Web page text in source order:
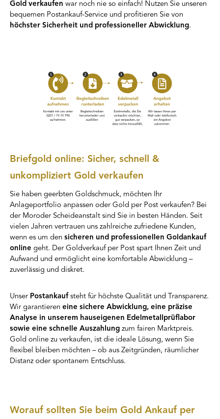
Gold verkaufen war noch nie so einfach! Nutzen Sie unseren
bequemen Postankauf-Service und profitieren Sie von
höchster Sicherheit und professioneller Abwicklung.
Briefgold online: Sicher, schnell &
unkompliziert Gold verkaufen
Sie haben geerbten Goldschmuck, möchten Ihr
Anlageportfolio anpassen oder Gold per Post verkaufen? Bei
der Moroder Scheideanstalt sind Sie in besten Händen. Seit
vielen Jahren vertrauen uns zahlreiche zufriedene Kunden,
wenn es um den sicheren und professionellen Goldankauf
online geht. Der Goldverkauf per Post spart Ihnen Zeit und
Aufwand und ermöglicht eine komfortable Abwicklung –
zuverlässig und diskret.
Unser Postankauf steht für höchste Qualität und Transparenz.
Wir garantieren eine sichere Abwicklung, eine präzise
Analyse in unserem hauseigenen Edelmetallprüflabor
sowie eine schnelle Auszahlung zum fairen Marktpreis.
Gold online zu verkaufen, ist die ideale Lösung, wenn Sie
flexibel bleiben möchten – ob aus Zeitgründen, räumlicher
Distanz oder spontanem Entschluss.
Worauf sollten Sie beim Gold Ankauf per